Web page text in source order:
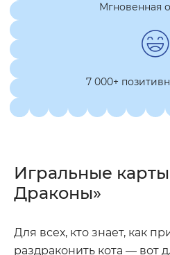
Мгновенная
7 000+
Игральные
Драконы»
Для всех, кто знает, как
раздраконить кота — вот